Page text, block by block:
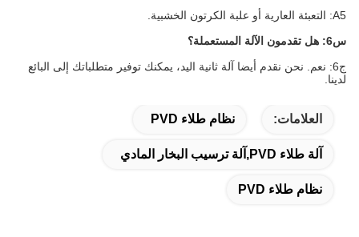
A5: التعبئة العارية أو علبة الكرتون الخشبية.
س6: هل تقدمون الآلة المستعملة؟
ج6: نعم. نحن نقدم أيضا آلة ثانية اليد، يمكنك توفير متطلباتك إلى البائع
لدينا.
العلامات: نظام طلاء PVD
آلة طلاء PVD,آلة ترسيب البخار المادي
نظام طلاء PVD